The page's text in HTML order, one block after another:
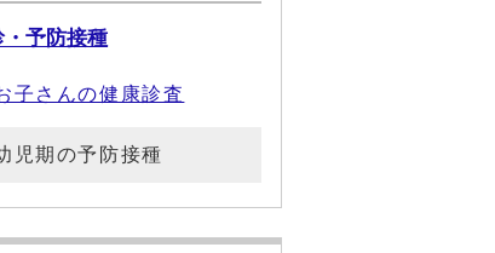
・予防接種
子さんの健康診査
児期の予防接種